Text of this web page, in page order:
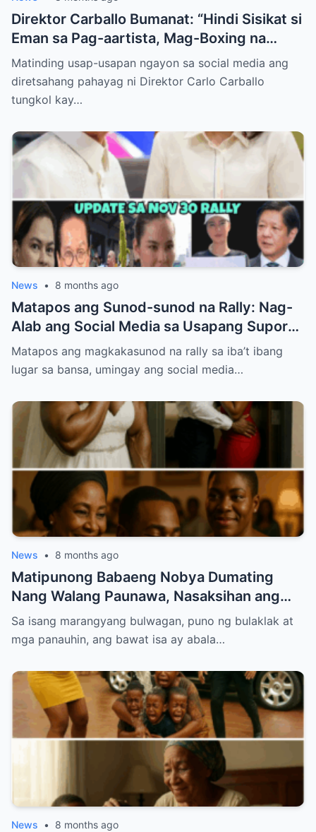
Direktor Carballo Bumanat: “Hindi Sisikat si
Eman sa Pag-aartista, Mag-Boxing na
Lang!”
Matinding usap-usapan ngayon sa social media ang
diretsahang pahayag ni Direktor Carlo Carballo
tungkol kay…
News • 8 months ago
Matapos ang Sunod-sunod na Rally: Nag-
Alab ang Social Media sa Usapang Suporta
kay PBBM at VP Sara
Matapos ang magkakasunod na rally sa iba’t ibang
lugar sa bansa, umingay ang social media…
News • 8 months ago
Matipunong Babaeng Nobya Dumating
Nang Walang Paunawa, Nasaksihan ang
Nakakabagbag-damdaming Pagtataksil ng
Groom sa Araw ng Kasal
Sa isang marangyang bulwagan, puno ng bulaklak at
mga panauhin, ang bawat isa ay abala…
News • 8 months ago